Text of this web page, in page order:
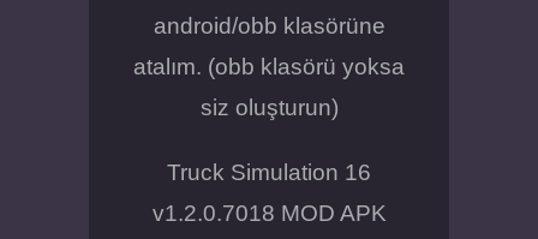
android/obb klasörüne
atalım. (obb klasörü yoksa
siz oluşturun)
Truck Simulation 16
v1.2.0.7018 MOD APK